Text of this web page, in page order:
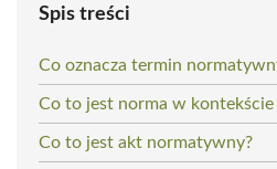
Spis treści
Co oznacza termin
Co to jest norma w
Co to jest akt normatywny?